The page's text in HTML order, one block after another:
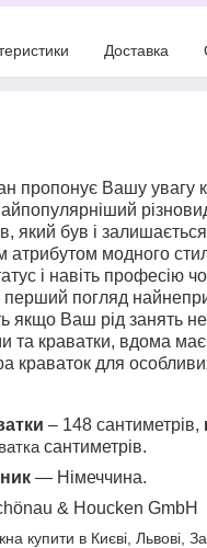
Доставка
пропонує Вашу увагу
який був і залишається
атрибутом модного
і навіть професію
перший погляд
якщо Ваш рід занять
та краватки, вдома має
краваток для
– 148 сантиметрів,
сантиметрів.
— Німеччина.
& Houcken GmbH
купити в Києві, Львові,